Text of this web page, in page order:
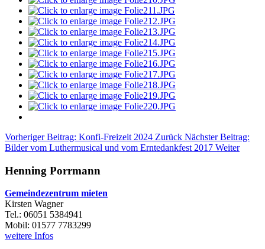
Vorheriger Beitrag: Konfi-Freizeit 2024 Zurück Nächster Beitrag:
Bilder vom Luthermusical und vom Erntedankfest 2017 Weiter
Henning Porrmann
Gemeindezentrum mieten
Kirsten Wagner
Tel.: 06051 5384941
Mobil: 01577 7783299
weitere Infos